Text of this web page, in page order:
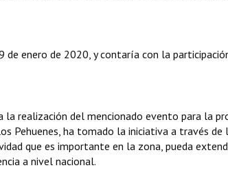
enero de 2020, y contaría con la
la realización del mencionado evento para la
Pehuenes, ha tomado la iniciativa a través de
que es importante en la zona, pueda
a nivel nacional.